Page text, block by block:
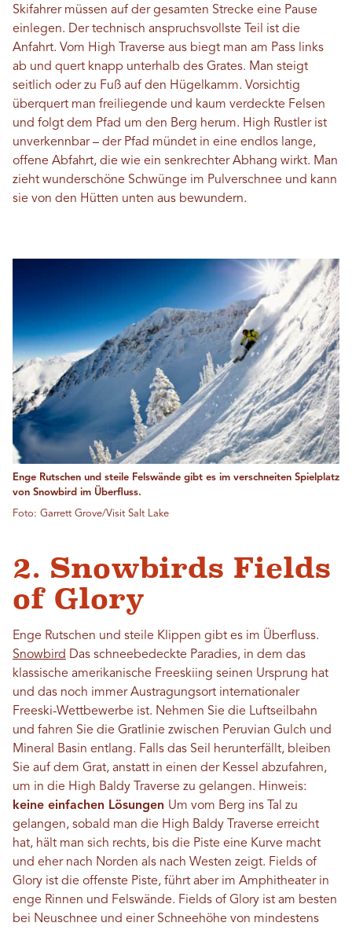
Skifahrer müssen auf der gesamten Strecke eine Pause
einlegen. Der technisch anspruchsvollste Teil ist die
Anfahrt. Vom High Traverse aus biegt man am Pass links
ab und quert knapp unterhalb des Grates. Man steigt
seitlich oder zu Fuß auf den Hügelkamm. Vorsichtig
überquert man freiliegende und kaum verdeckte Felsen
und folgt dem Pfad um den Berg herum. High Rustler ist
unverkennbar – der Pfad mündet in eine endlos lange,
offene Abfahrt, die wie ein senkrechter Abhang wirkt. Man
zieht wunderschöne Schwünge im Pulverschnee und kann
sie von den Hütten unten aus bewundern.
Enge Rutschen und steile Felswände gibt es im verschneiten Spielplatz
von Snowbird im Überfluss.
Foto: Garrett Grove/Visit Salt Lake
2. Snowbirds Fields
of Glory
Enge Rutschen und steile Klippen gibt es im Überfluss.
Snowbird Das schneebedeckte Paradies, in dem das
klassische amerikanische Freeskiing seinen Ursprung hat
und das noch immer Austragungsort internationaler
Freeski-Wettbewerbe ist. Nehmen Sie die Luftseilbahn
und fahren Sie die Gratlinie zwischen Peruvian Gulch und
Mineral Basin entlang. Falls das Seil herunterfällt, bleiben
Sie auf dem Grat, anstatt in einen der Kessel abzufahren,
um in die High Baldy Traverse zu gelangen. Hinweis:
keine einfachen Lösungen Um vom Berg ins Tal zu
gelangen, sobald man die High Baldy Traverse erreicht
hat, hält man sich rechts, bis die Piste eine Kurve macht
und eher nach Norden als nach Westen zeigt. Fields of
Glory ist die offenste Piste, führt aber im Amphitheater in
enge Rinnen und Felswände. Fields of Glory ist am besten
bei Neuschnee und einer Schneehöhe von mindestens